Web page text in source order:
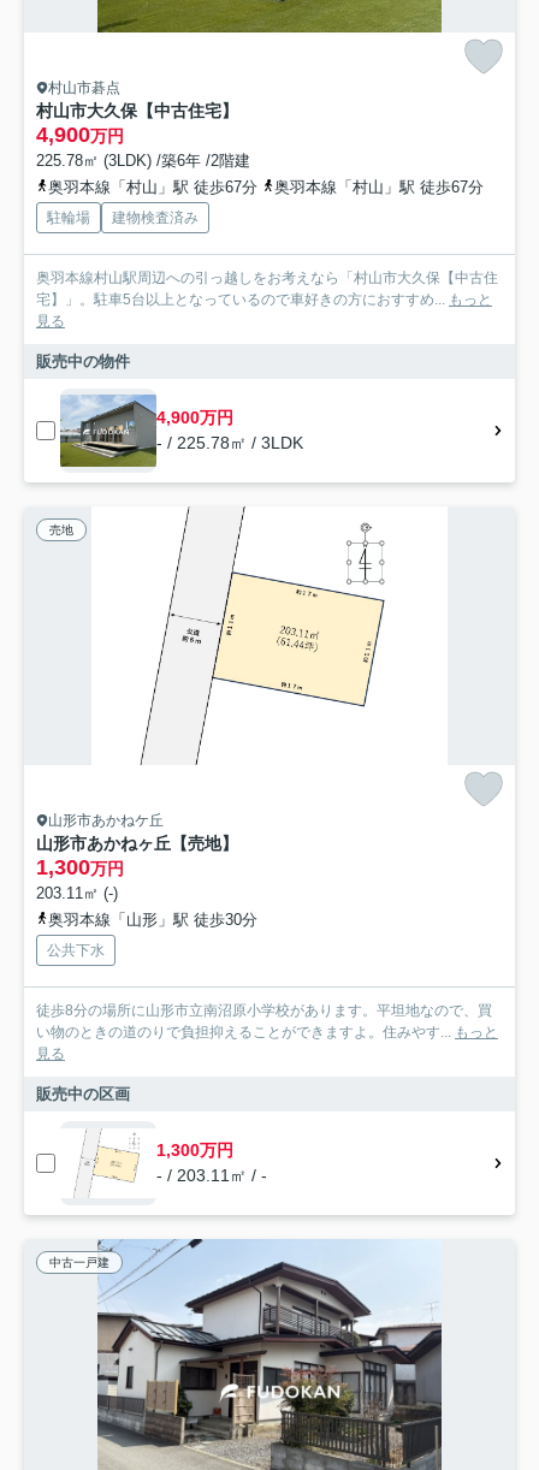
村山市碁点
村山市大久保【中古住宅】
4,900万円
225.78㎡ (3LDK) /築6年 /2階建
奥羽本線「村山」駅 徒歩67分
奥羽本線「村山」駅 徒歩67分
駐輪場 建物検査済み
奥羽本線村山駅周辺への引っ越しをお考えなら「村山市大久保【中古住
宅】」。駐車5台以上となっているので車好きの方におすすめ... もっと
見る
販売中の物件
4,900万円
- / 225.78㎡ / 3LDK
売地
山形市あかねケ丘
山形市あかねヶ丘【売地】
1,300万円
203.11㎡ (-)
奥羽本線「山形」駅 徒歩30分
公共下水
徒歩8分の場所に山形市立南沼原小学校があります。平坦地なので、買
い物のときの道のりで負担抑えることができますよ。住みやす... もっと
見る
販売中の区画
1,300万円
- / 203.11㎡ / -
中古一戸建